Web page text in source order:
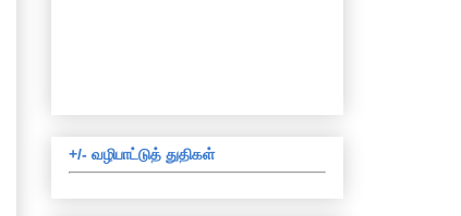
+/- வழிபாட்டுத் துதிகள்